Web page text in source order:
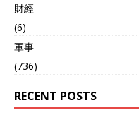
財經
(6)
軍事
(736)
RECENT POSTS